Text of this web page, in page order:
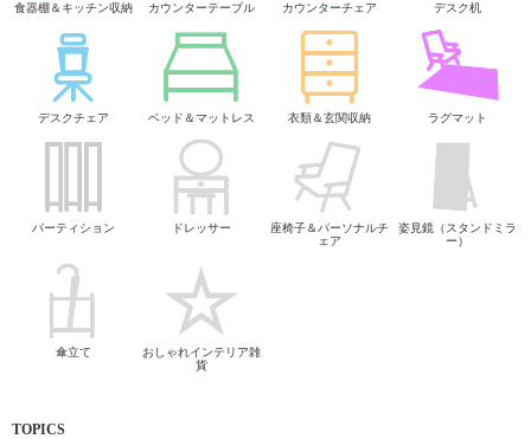
食器棚＆キッチン収納 カウンターテーブル カウンターチェア デスク机
デスクチェア ベッド＆マットレス 衣類＆玄関収納 ラグマット
パーティション ドレッサー
座椅子＆パーソナルチ
ェア
姿見鏡（スタンドミラ
ー）
傘立て
おしゃれインテリア雑
貨